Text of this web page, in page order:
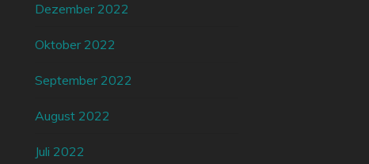
Dezember 2022
Oktober 2022
September 2022
August 2022
Juli 2022